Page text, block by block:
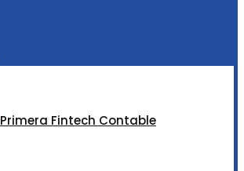
Primera Fintech Contable